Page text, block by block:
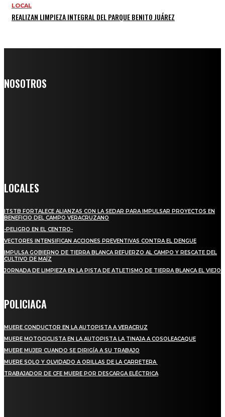
LOCAL
REALIZAN LIMPIEZA INTEGRAL DEL PARQUE BENITO JUÁREZ
NOSOTROS
LOCALES
ITSTB FORTALECE ALIANZAS CON LA SEDAR PARA IMPULSAR PROYECTOS EN
BENEFICIO DEL CAMPO VERACRUZANO
-PELIGRO EN EL CENTRO-
VECTORES INTENSIFICAN ACCIONES PREVENTIVAS CONTRA EL DENGUE
IMPULSA GOBIERNO DE TIERRA BLANCA REFUERZO AL CAMPO Y RESCATE DEL
CULTIVO DE MAÍZ
JORNADA DE LIMPIEZA EN LA PISTA DE ATLETISMO DE TIERRA BLANCA EL VIEJO
POLICIACA
MUERE CONDUCTOR EN LA AUTOPISTA A VERACRUZ
MUERE MOTOCICLISTA EN LA AUTOPISTA LA TINAJA A COSOLEACAQUE
MUERE MUJER CUANDO SE DIRIGÍA A SU TRABAJO
MUERE SOLO Y OLVIDADO A ORILLAS DE LA CARRETERA
TRABAJADOR DE CFE MUERE POR DESCARGA ELÉCTRICA